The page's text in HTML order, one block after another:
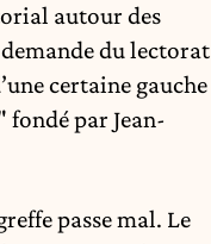
autour des
du lectorat
certaine gauche
par Jean-
passe mal. Le